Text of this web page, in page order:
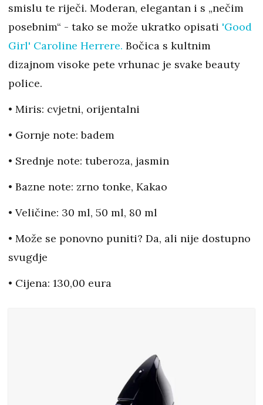
smislu te riječi. Moderan, elegantan i s „nečim
posebnim“ - tako se može ukratko opisati 'Good
Girl' Caroline Herrere. Bočica s kultnim
dizajnom visoke pete vrhunac je svake beauty
police.
• Miris: cvjetni, orijentalni
• Gornje note: badem
• Srednje note: tuberoza, jasmin
• Bazne note: zrno tonke, Kakao
• Veličine: 30 ml, 50 ml, 80 ml
• Može se ponovno puniti? Da, ali nije dostupno
svugdje
• Cijena: 130,00 eura